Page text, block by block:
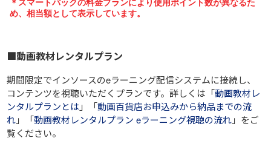
■動画教材レンタルプラン
期間限定でインソースのeラーニング配信システムに接続し、
コンテンツを視聴いただくプランです。詳しくは「動画教材レ
ンタルプランとは 」「動画百貨店お申込みから納品までの流
れ」「動画教材レンタルプラン eラーニング視聴の流れ」をご
覧ください。